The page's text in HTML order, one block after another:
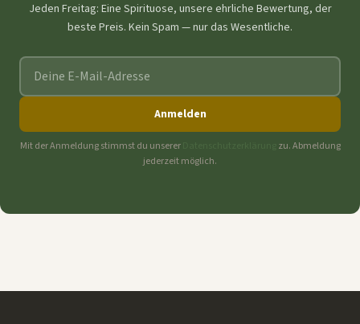
Jeden Freitag: Eine Spirituose, unsere ehrliche Bewertung, der
beste Preis. Kein Spam — nur das Wesentliche.
E-Mail-Adresse
Anmelden
Mit der Anmeldung stimmst du unserer
zu. Abmeldung
jederzeit möglich.